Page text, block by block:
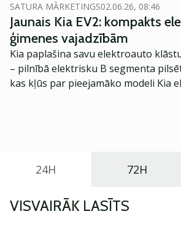
SATURA MĀRKETINGS02.06.26, 08:46
Jaunais Kia EV2: kompakts
ģimenes vajadzībām
Kia paplašina savu elektroauto
– pilnībā elektrisku B segmenta
kas kļūs par pieejamāko modeli Kia
24H 72H
VISVAIRĀK LASĪTS